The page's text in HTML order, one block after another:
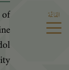
القائمة